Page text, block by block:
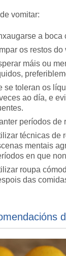
vomitar:
a boca
os restos
máis ou
se toleran os
ao día, e
períodos de
técnicas de
mentais
en que
roupa
das